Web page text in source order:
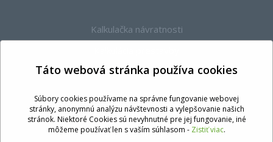
Kalkulačka návratnosti
Záručné podmienky
Aký plyn si vybrať?
Služby k montáži plynu
Partneri All4car
Táto webová stránka používa cookies
Súbory cookies používame na správne fungovanie webovej
stránky, anonymnú analýzu návštevnosti a vylepšovanie našich
stránok. Niektoré Cookies sú nevyhnutné pre jej fungovanie, iné
môžeme používať len s vaším súhlasom - Zistiť viac.